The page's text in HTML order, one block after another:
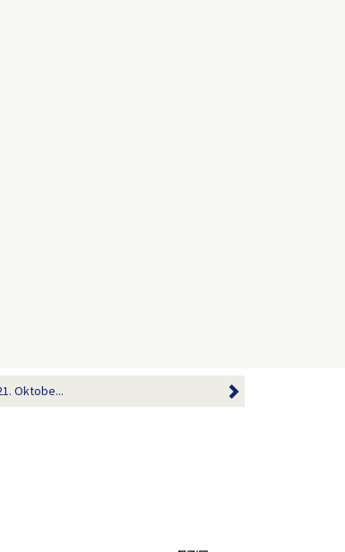
Oktobe...